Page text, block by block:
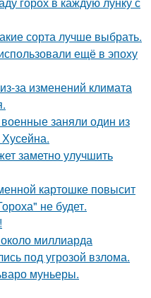
сорта лучше выбрать.
ещё в эпоху
за изменений климата
заняли один из
заметно улучшить
картошке повысит
не будет.
миллиарда
под угрозой взлома.
муньеры.